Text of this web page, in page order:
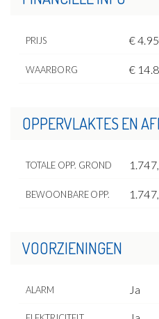
PRIJS €
WAARBORG €
OPPERVLAKTES EN
TOTALE OPP. GROND
BEWOONBARE OPP.
VOORZIENINGEN
ALARM Ja